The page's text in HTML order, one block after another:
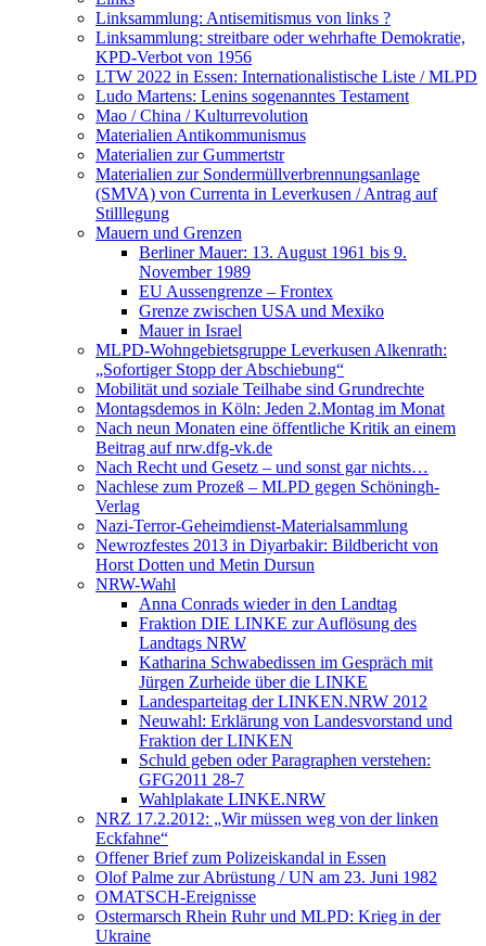
Linksammlung: Antisemitismus von links ?
Linksammlung: streitbare oder wehrhafte Demokratie,
KPD-Verbot von 1956
LTW 2022 in Essen: Internationalistische Liste / MLPD
Ludo Martens: Lenins sogenanntes Testament
Mao / China / Kulturrevolution
Materialien Antikommunismus
Materialien zur Gummertstr
Materialien zur Sondermüllverbrennungsanlage
(SMVA) von Currenta in Leverkusen / Antrag auf
Stilllegung
Mauern und Grenzen
Berliner Mauer: 13. August 1961 bis 9.
November 1989
EU Aussengrenze – Frontex
Grenze zwischen USA und Mexiko
Mauer in Israel
MLPD-Wohngebietsgruppe Leverkusen Alkenrath:
„Sofortiger Stopp der Abschiebung“
Mobilität und soziale Teilhabe sind Grundrechte
Montagsdemos in Köln: Jeden 2.Montag im Monat
Nach neun Monaten eine öffentliche Kritik an einem
Beitrag auf nrw.dfg-vk.de
Nach Recht und Gesetz – und sonst gar nichts…
Nachlese zum Prozeß – MLPD gegen Schöningh-
Verlag
Nazi-Terror-Geheimdienst-Materialsammlung
Newrozfestes 2013 in Diyarbakir: Bildbericht von
Horst Dotten und Metin Dursun
NRW-Wahl
Anna Conrads wieder in den Landtag
Fraktion DIE LINKE zur Auflösung des
Landtags NRW
Katharina Schwabedissen im Gespräch mit
Jürgen Zurheide über die LINKE
Landesparteitag der LINKEN.NRW 2012
Neuwahl: Erklärung von Landesvorstand und
Fraktion der LINKEN
Schuld geben oder Paragraphen verstehen:
GFG2011 28-7
Wahlplakate LINKE.NRW
NRZ 17.2.2012: „Wir müssen weg von der linken
Eckfahne“
Offener Brief zum Polizeiskandal in Essen
Olof Palme zur Abrüstung / UN am 23. Juni 1982
OMATSCH-Ereignisse
Ostermarsch Rhein Ruhr und MLPD: Krieg in der
Ukraine